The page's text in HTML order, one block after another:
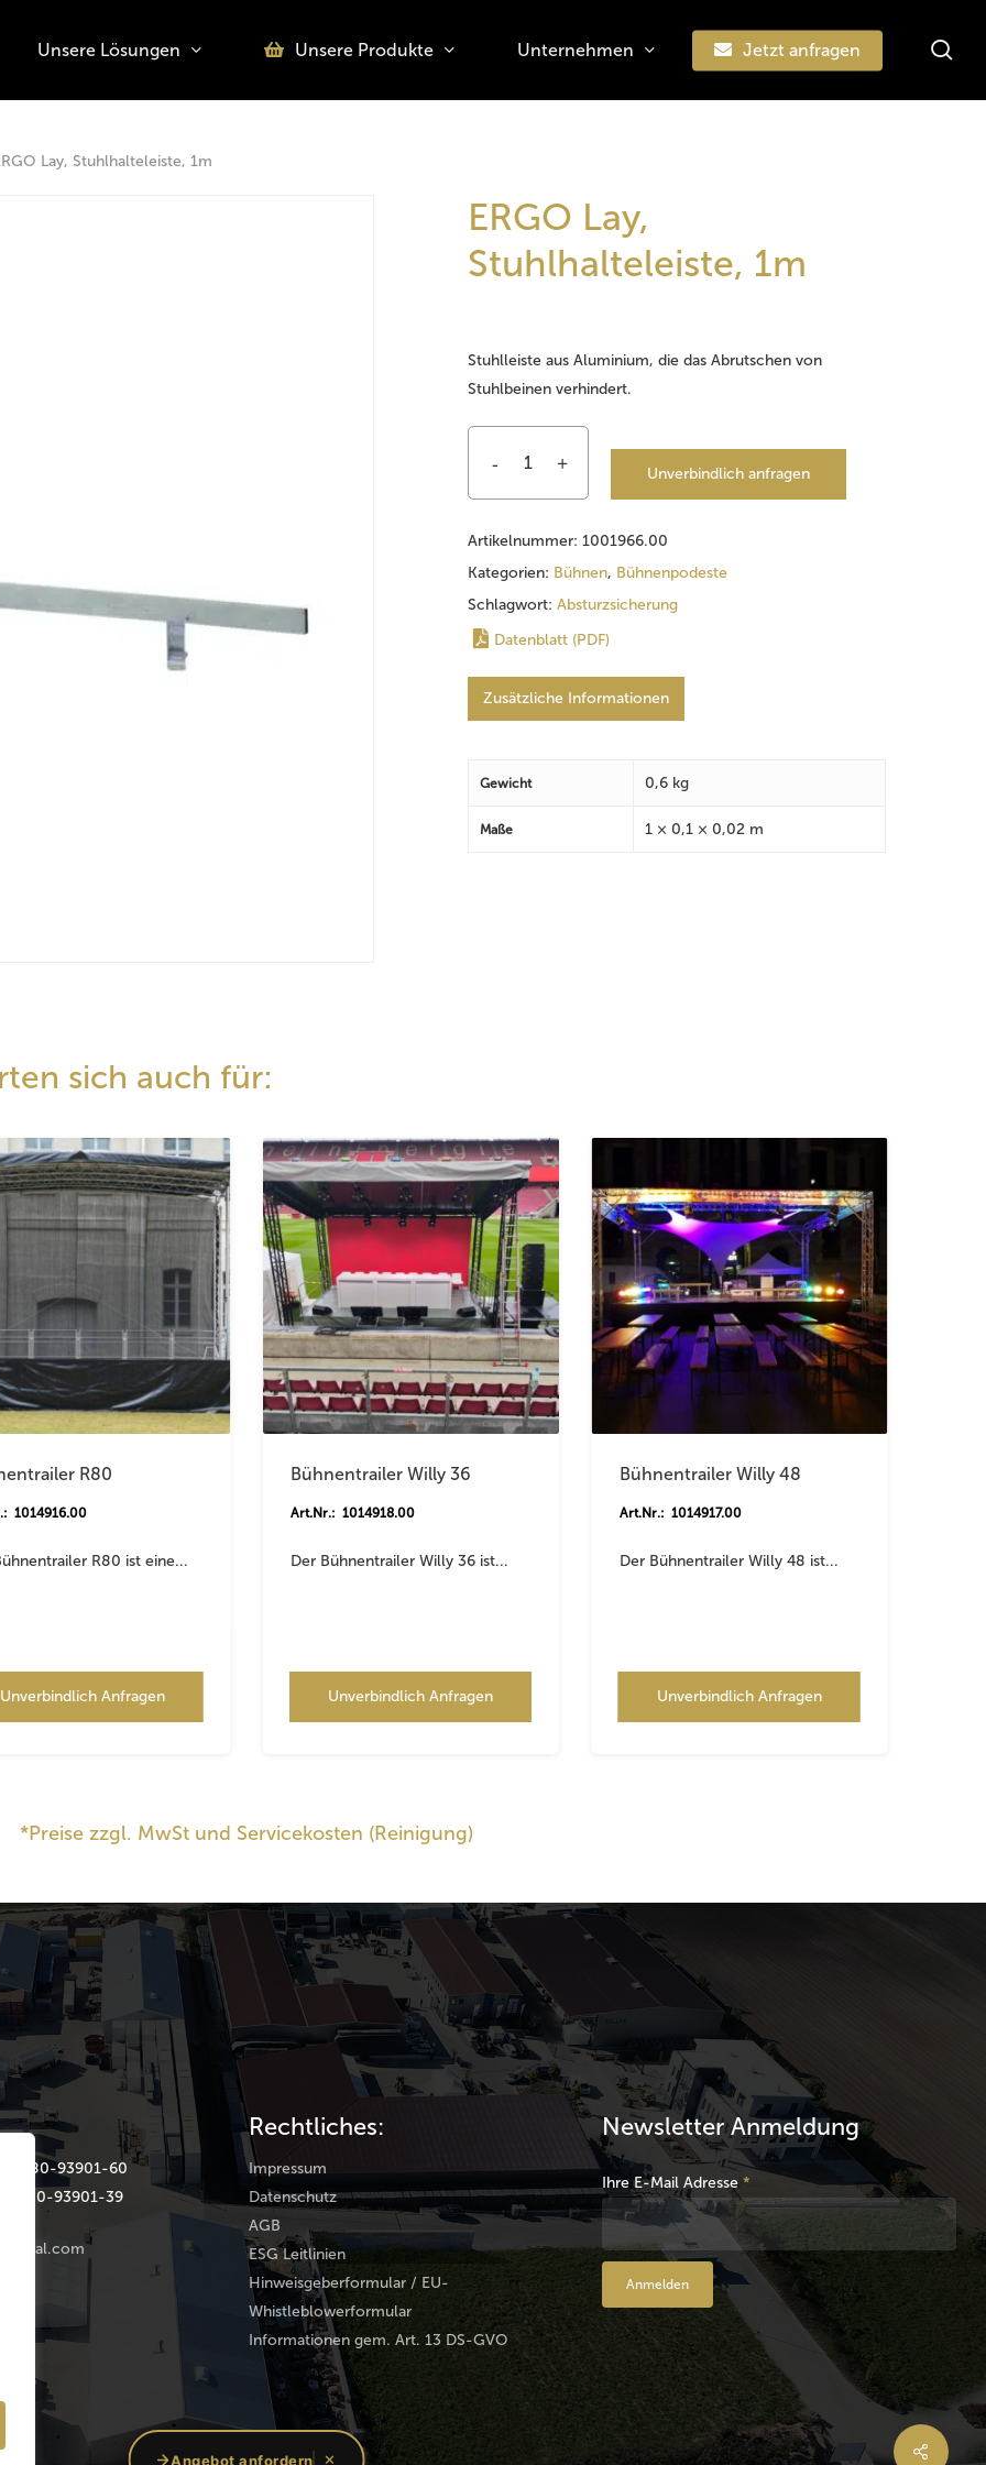
Unsere Lösungen Unsere Produkte Unternehmen Jetzt anfragen
Lay, Stuhlhalteleiste, 1m
ERGO Lay,
Stuhlhalteleiste, 1m
Stuhlleiste aus Aluminium, die das Abrutschen von
Stuhlbeinen verhindert.
Unverbindlich anfragen
Artikelnummer:1001966.00
Kategorien: Bühnen, Bühnenpodeste
Schlagwort:Absturzsicherung
Datenblatt (PDF)
Zusätzliche Informationen
Gewicht 0,6 kg
Maße 1 × 0,1 × 0,02 m
sich auch für:
R80
1014916.00
R80 ist eine...
Unverbindlich Anfragen
Bühnentrailer Willy 36
Art.Nr.: 1014918.00
Der Bühnentrailer Willy 36 ist...
Unverbindlich Anfragen
Bühnentrailer Willy 48
Art.Nr.: 1014917.00
Der Bühnentrailer Willy 48 ist...
Unverbindlich Anfragen
*Preise zzgl. MwSt und Servicekosten (Reinigung)
9180-93901-60
9180-93901-39
Rechtliches:
Impressum
Datenschutz
AGB
ESG Leitlinien
Hinweisgeberformular / EU-
Whistleblowerformular
Informationen gem. Art. 13 DS-GVO
Newsletter Anmeldung
Ihre E-Mail Adresse*
Angebot anfordern ✕